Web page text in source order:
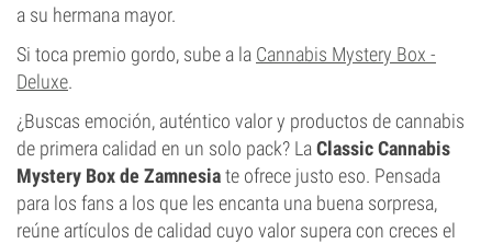
a su hermana mayor.
Si toca premio gordo, sube a la Cannabis Mystery Box -
Deluxe.
¿Buscas emoción, auténtico valor y productos de cannabis
de primera calidad en un solo pack? LaClassic Cannabis
Mystery Box de Zamnesiate ofrece justo eso. Pensada
para los fans a los que les encanta una buena sorpresa,
reúne artículos de calidad cuyo valor supera con creces el